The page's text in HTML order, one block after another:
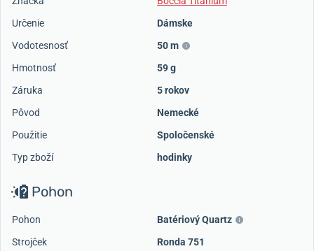
Určenie
Dámske
Vodotesnosť
50 m
Hmotnosť
59 g
Záruka
5 rokov
Pôvod
Nemecké
Použitie
Spoločenské
Typ zboží
hodinky
Pohon
Pohon
Batériový Quartz
Strojček
Ronda 751